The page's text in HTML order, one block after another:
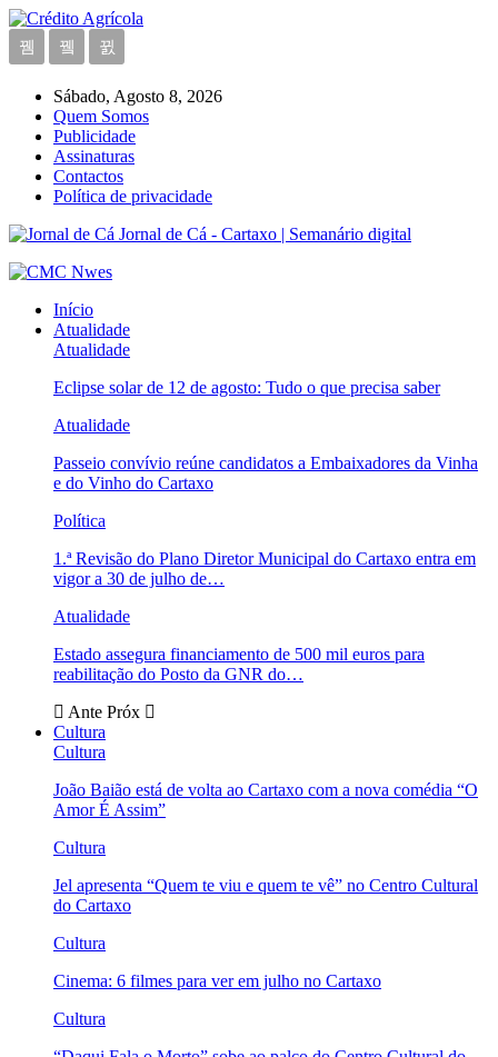
Sábado, Agosto 8, 2026
Quem Somos
Publicidade
Assinaturas
Contactos
Política de privacidade
Jornal de Cá - Cartaxo | Semanário digital
Início
Atualidade
Atualidade
Eclipse solar de 12 de agosto: Tudo o que precisa saber
Atualidade
Passeio convívio reúne candidatos a Embaixadores da Vinha
e do Vinho do Cartaxo
Política
1.ª Revisão do Plano Diretor Municipal do Cartaxo entra em
vigor a 30 de julho de…
Atualidade
Estado assegura financiamento de 500 mil euros para
reabilitação do Posto da GNR do…
Ante Próx
Cultura
Cultura
João Baião está de volta ao Cartaxo com a nova comédia “O
Amor É Assim”
Cultura
Jel apresenta “Quem te viu e quem te vê” no Centro Cultural
do Cartaxo
Cultura
Cinema: 6 filmes para ver em julho no Cartaxo
Cultura